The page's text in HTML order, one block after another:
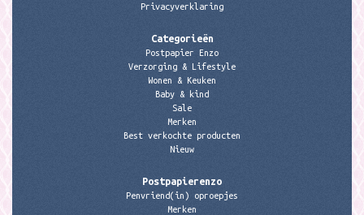
Privacyverklaring
Categorieën
Postpapier Enzo
Verzorging & Lifestyle
Wonen & Keuken
Baby & kind
Sale
Merken
Best verkochte producten
Nieuw
Postpapierenzo
Penvriend(in) oproepjes
Merken